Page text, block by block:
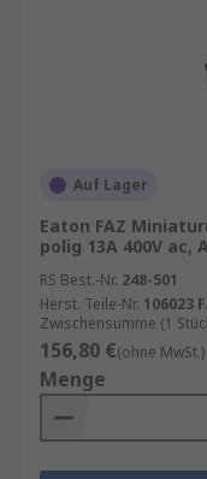
Auf Lager
Eaton FAZ
polig 13A 400V
RS Best.-Nr. 248-501
Herst. Teile-Nr. 106023
Zwischensumme (1
156,80 €(ohne MwSt.)
Menge